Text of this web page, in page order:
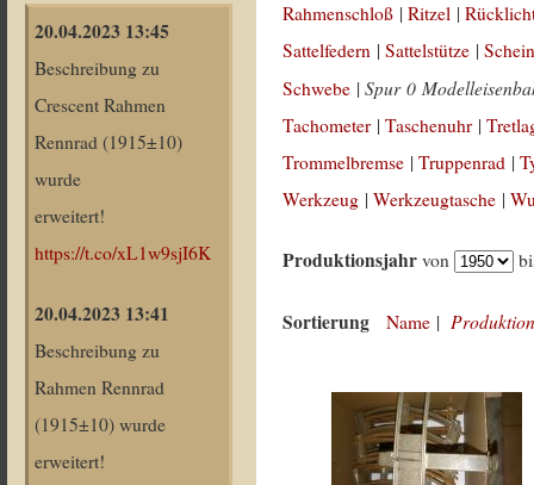
20.04.2023 13:45
Beschreibung zu
Crescent Rahmen
Rennrad (1915±10)
wurde
erweitert!
https://t.co/xL1w9sjI6K
20.04.2023 13:41
Beschreibung zu
Rahmen Rennrad
(1915±10) wurde
erweitert!
Rahmenschloß |Ritzel |
Sattelfedern |Sattelstütze |
Schwebe |Spur 0
Tachometer |Taschenuhr |
Trommelbremse |Truppenrad |
Werkzeug |Werkzeugtasche |
Produktionsjahr von
Sortierung Name |